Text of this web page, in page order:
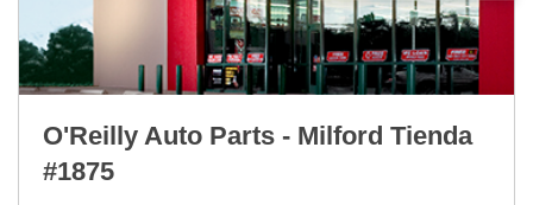
O'Reilly Auto Parts - Milford Tienda
#1875